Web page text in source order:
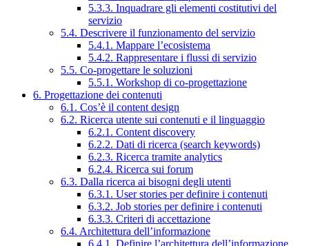
5.3.3. Inquadrare gli elementi costitutivi del
servizio
5.4. Descrivere il funzionamento del servizio
5.4.1. Mappare l’ecosistema
5.4.2. Rappresentare i flussi di servizio
5.5. Co-progettare le soluzioni
5.5.1. Workshop di co-progettazione
6. Progettazione dei contenuti
6.1. Cos’è il content design
6.2. Ricerca utente sui contenuti e il linguaggio
6.2.1. Content discovery
6.2.2. Dati di ricerca (search keywords)
6.2.3. Ricerca tramite analytics
6.2.4. Ricerca sui forum
6.3. Dalla ricerca ai bisogni degli utenti
6.3.1. User stories per definire i contenuti
6.3.2. Job stories per definire i contenuti
6.3.3. Criteri di accettazione
6.4. Architettura dell’informazione
6.4.1. Definire l’architettura dell’informazione